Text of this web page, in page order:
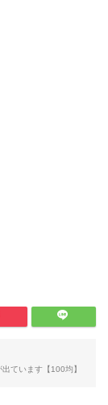
ています【100均】